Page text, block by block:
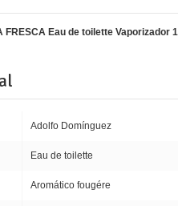
Eau de toilette Vaporizador
Adolfo Domínguez
Eau de toilette
Aromático fougére